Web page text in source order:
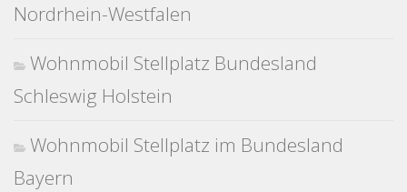
Nordrhein-Westfalen
Wohnmobil Stellplatz Bundesland
Schleswig Holstein
Wohnmobil Stellplatz im Bundesland
Bayern